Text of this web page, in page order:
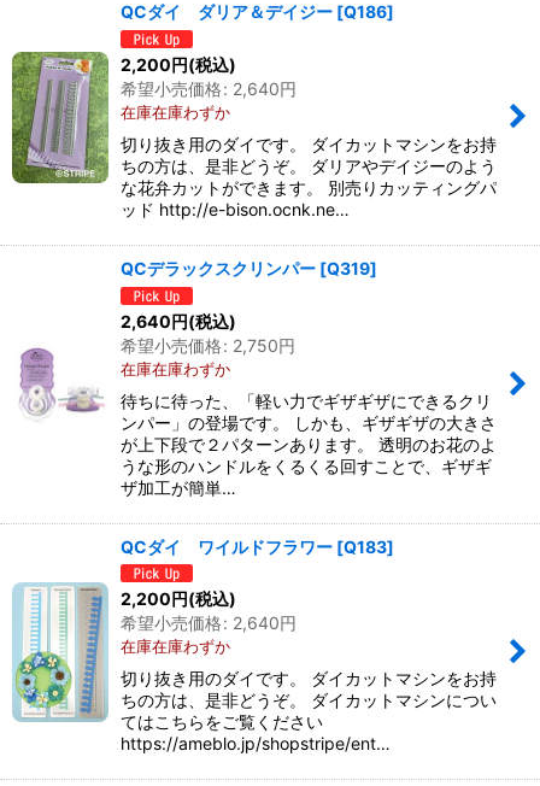
QCダイ ダリア＆デイジー [Q186]
2,200円(税込)
希望小売価格: 2,640円
在庫在庫わずか
切り抜き用のダイです。 ダイカットマシンをお持
ちの方は、是非どうぞ。 ダリアやデイジーのよう
な花弁カットができます。 別売りカッティングパ
ッド http://e-bison.ocnk.ne…
QCデラックスクリンパー [Q319]
2,640円(税込)
希望小売価格: 2,750円
在庫在庫わずか
待ちに待った、「軽い力でギザギザにできるクリ
ンパー」の登場です。 しかも、ギザギザの大きさ
が上下段で２パターンあります。 透明のお花のよ
うな形のハンドルをくるくる回すことで、ギザギ
ザ加工が簡単…
QCダイ ワイルドフラワー [Q183]
2,200円(税込)
希望小売価格: 2,640円
在庫在庫わずか
切り抜き用のダイです。 ダイカットマシンをお持
ちの方は、是非どうぞ。 ダイカットマシンについ
てはこちらをご覧ください
https://ameblo.jp/shopstripe/ent…